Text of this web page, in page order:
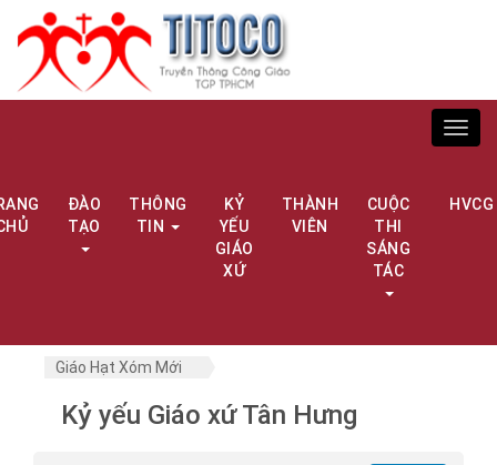
ĐÀO
TẠO
THÔNG
TIN
KỶ
YẾU
GIÁO
XỨ
THÀNH
VIÊN
CUỘC
THI
SÁNG
TÁC
HVCG
Giáo Hạt Xóm Mới
Kỷ yếu Giáo xứ Tân Hưng